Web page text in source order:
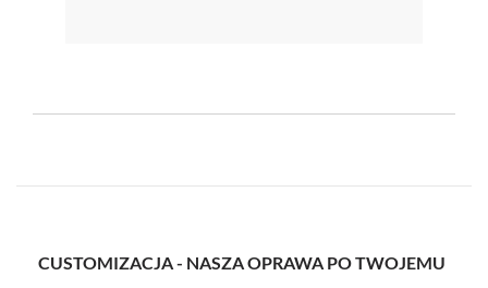
CUSTOMIZACJA - NASZA OPRAWA PO TWOJEMU